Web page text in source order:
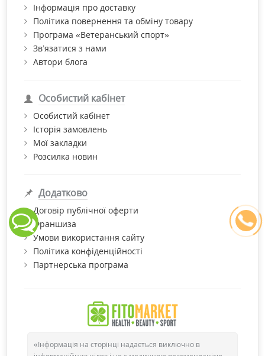
Інформація про доставку
Політика повернення та обміну товару
Програма «Ветеранський спорт»
Зв’язатися з нами
Автори блога
Особистий кабінет
Особистий кабінет
Історія замовлень
Мої закладки
Розсилка новин
Додатково
Договір публічної оферти
Франшиза
Умови використання сайту
Політика конфіденційності
Партнерська програма
«Інформація на сторінці надається виключно в